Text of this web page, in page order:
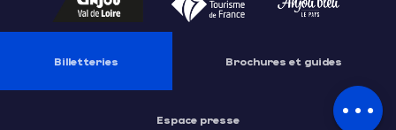
Tarifs
Horaires
Billetteries Brochures et guides
Espace presse